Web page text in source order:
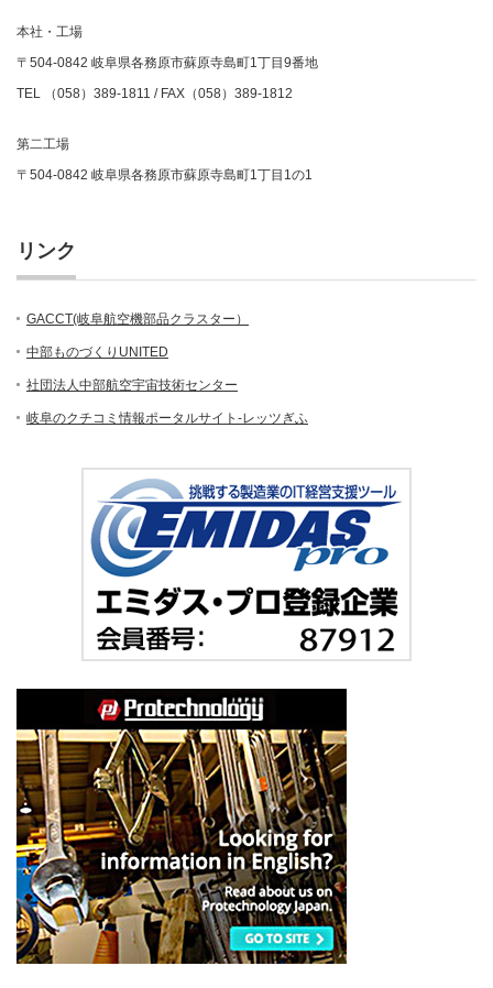
本社・工場
〒504-0842 岐阜県各務原市蘇原寺島町1丁目9番地
TEL （058）389-1811 / FAX（058）389-1812
第二工場
〒504-0842 岐阜県各務原市蘇原寺島町1丁目1の1
リンク
GACCT(岐阜航空機部品クラスター）
中部ものづくりUNITED
社団法人中部航空宇宙技術センター
岐阜のクチコミ情報ポータルサイト-レッツぎふ